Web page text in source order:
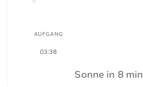
AUFGANG
03:38
Sonne in 8 min